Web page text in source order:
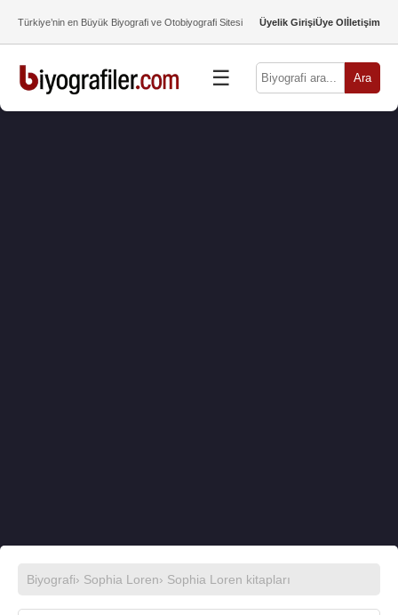
Türkiye’nin en Büyük Biyografi ve Otobiyografi Sitesi Üyelik GirişiÜye Olİletişim
☰ Ara
Biyografi› Sophia Loren› Sophia Loren kitapları